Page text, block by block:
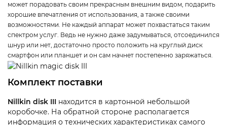
может порадовать своим прекрасным внешним видом, подарить
хорошие впечатления от использования, а также своими
возможностями. Не каждый аппарат может похвастаться таким
спектром услуг. Ведь не нужно даже задумываться, отсоединился
шнур или нет, достаточно просто положить на круглый диск
смартфон или планшет и он сам начнет постепенно заряжаться.
Комплект поставки
Nillkin disk III находится в картонной небольшой
коробочке. На обратной стороне располагается
информация о технических характеристиках самого